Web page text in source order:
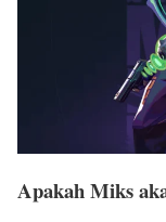
Apakah Miks